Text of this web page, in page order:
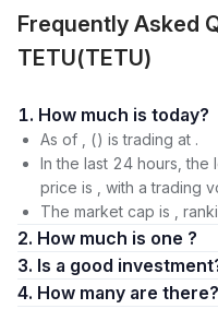
Frequently Asked
TETU(TETU)
1. How much is today?
As of , () is trading at .
In the last 24 hours, the
price is , with a trading
The market cap is ,
2. How much is one ?
3. Is a good
4. How many are there?